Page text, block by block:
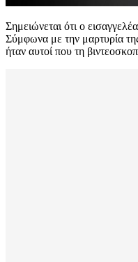
Σημειώνεται ότι ο
Σύμφωνα με την μαρτυρία
ήταν αυτοί που τη